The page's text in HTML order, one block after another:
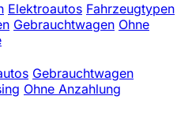
Elektroautos Fahrzeugtypen
Gebrauchtwagen Ohne
Gebrauchtwagen
Ohne Anzahlung